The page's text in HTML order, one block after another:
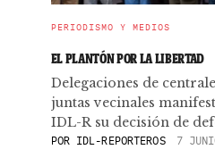
PERIODISMO Y MEDIOS
EL PLANTÓN POR LA LIBERTAD
Delegaciones de
juntas vecinales
IDL-R su decisión de
POR IDL-REPORTEROS 7